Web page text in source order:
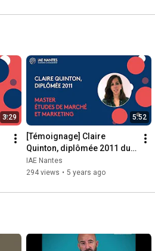
3:29 5:52
[Témoignage] Claire
Quinton, diplômée 2011 du
master études et actions
marketing
IAE Nantes
294 views • 5 years ago